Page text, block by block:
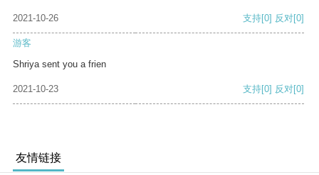
2021-10-26 支持[0] 反对[0]
游客
Shriya sent you a frien
2021-10-23 支持[0] 反对[0]
友情链接